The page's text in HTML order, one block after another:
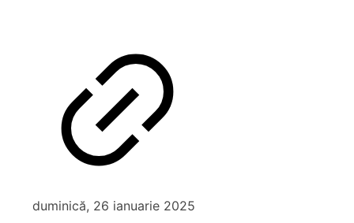
duminică, 26 ianuarie 2025